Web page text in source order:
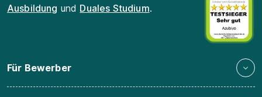
Ausbildung und Duales Studium.
Für Bewerber